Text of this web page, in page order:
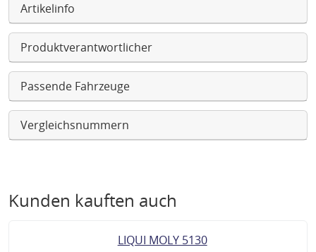
Artikelinfo
Produktverantwortlicher
Passende Fahrzeuge
Vergleichsnummern
Kunden kauften auch
LIQUI MOLY 5130